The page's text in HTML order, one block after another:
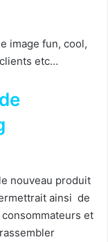
image fun, cool,
etc…
nouveau produit
ainsi de
et